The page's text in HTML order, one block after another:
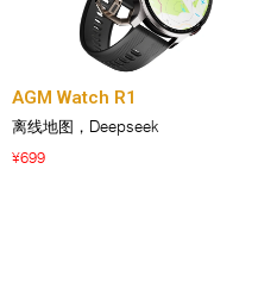
AGM Watch R1
离线地图，Deepseek
¥699